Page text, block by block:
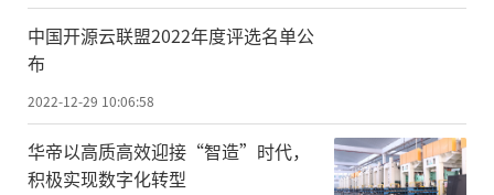
中国开源云联盟2022年度评选名单公
布
2022-12-29 10:06:58
华帝以高质高效迎接“智造”时代，
积极实现数字化转型